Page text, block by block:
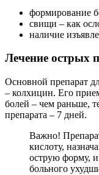
формирование
свищи – как
наличие
Лечение острых
Основной препарат
– колхицин. Его
болей – чем раньше,
препарата – 7 дней.
Важно!
кислоту,
острую форму,
больного